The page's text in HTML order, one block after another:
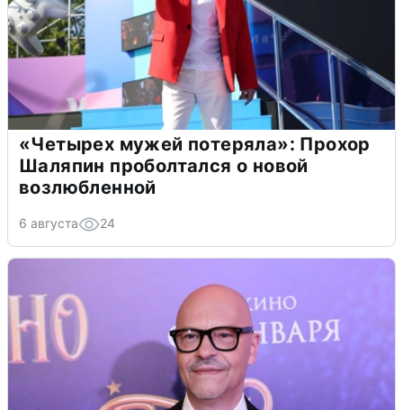
«Четырех мужей потеряла»: Прохор
Шаляпин проболтался о новой
возлюбленной
6 августа 24